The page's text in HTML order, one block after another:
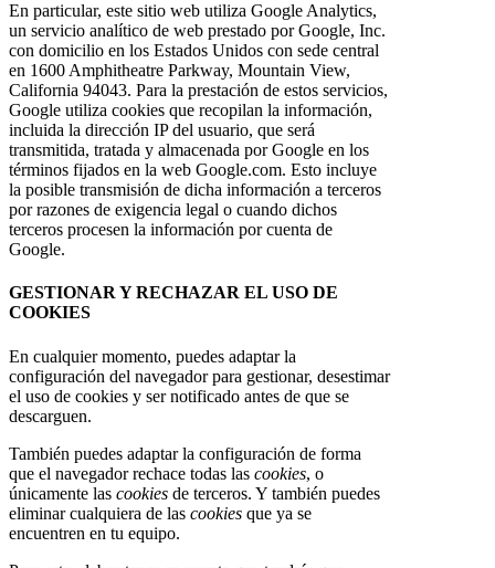
En particular, este sitio web utiliza Google Analytics,
un servicio analítico de web prestado por Google, Inc.
con domicilio en los Estados Unidos con sede central
en 1600 Amphitheatre Parkway, Mountain View,
California 94043. Para la prestación de estos servicios,
Google utiliza cookies que recopilan la información,
incluida la dirección IP del usuario, que será
transmitida, tratada y almacenada por Google en los
términos fijados en la web Google.com. Esto incluye
la posible transmisión de dicha información a terceros
por razones de exigencia legal o cuando dichos
terceros procesen la información por cuenta de
Google.
GESTIONAR Y RECHAZAR EL USO DE
COOKIES
En cualquier momento, puedes adaptar la
configuración del navegador para gestionar, desestimar
el uso de cookies y ser notificado antes de que se
descarguen.
También puedes adaptar la configuración de forma
que el navegador rechace todas las cookies, o
únicamente las cookies de terceros. Y también puedes
eliminar cualquiera de las cookies que ya se
encuentren en tu equipo.